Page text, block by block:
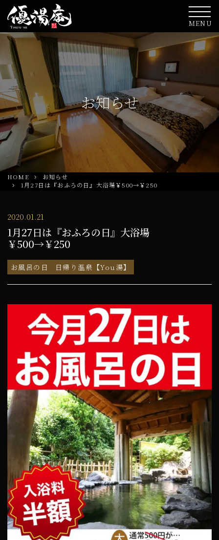
MENU
お知らせ
HOME
お知らせ
1月27日は『おふろの日』大浴場￥500→￥250
2020.01.21
1月27日は『おふろの日』大浴場
￥500→￥250
お風呂の日 日帰り温泉【You湯】